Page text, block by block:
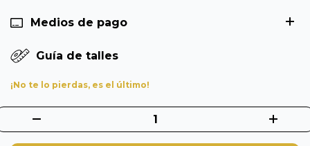
Medios de pago
Guía de talles
¡No te lo pierdas, es el último!